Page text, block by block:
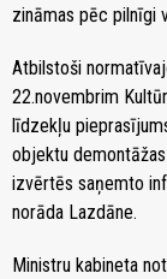
zināmas pēc pilnīgi
Atbilstoši
22.novembrim
līdzekļu
objektu
izvērtēs saņemto
norāda Lazdāne.
Ministru kabineta